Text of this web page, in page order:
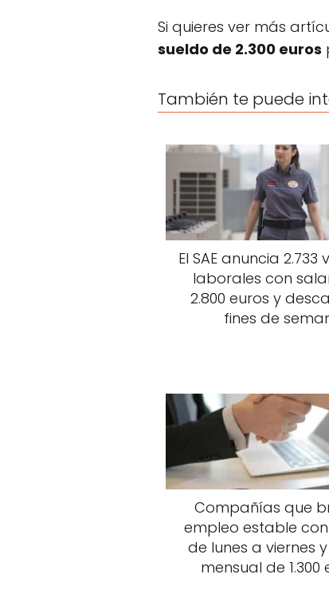
Si quieres ver más
sueldo de 2.300 euros
También te puede
El SAE anuncia
laborales con
2.800 euros y
fines de
Compañías que
empleo estable
de lunes a viernes
mensual de 1.300